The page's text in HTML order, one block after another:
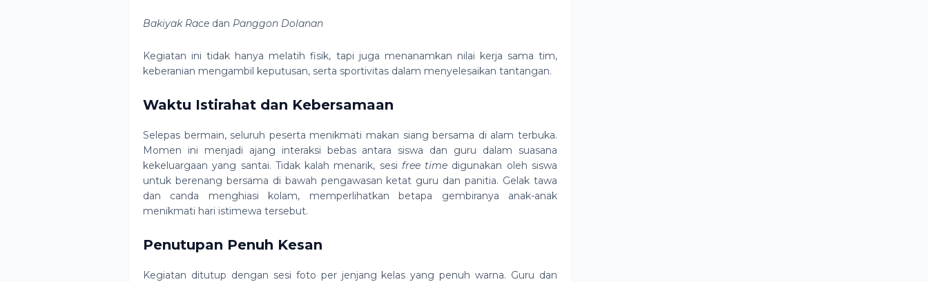
Bakiyak Race dan Panggon Dolanan
Kegiatan ini tidak hanya melatih fisik, tapi juga menanamkan nilai kerja sama tim,
keberanian mengambil keputusan, serta sportivitas dalam menyelesaikan tantangan.
Waktu Istirahat dan Kebersamaan
Selepas bermain, seluruh peserta menikmati makan siang bersama di alam terbuka.
Momen ini menjadi ajang interaksi bebas antara siswa dan guru dalam suasana
kekeluargaan yang santai. Tidak kalah menarik, sesi free time digunakan oleh siswa
untuk berenang bersama di bawah pengawasan ketat guru dan panitia. Gelak tawa
dan canda menghiasi kolam, memperlihatkan betapa gembiranya anak-anak
menikmati hari istimewa tersebut.
Penutupan Penuh Kesan
Kegiatan ditutup dengan sesi foto per jenjang kelas yang penuh warna. Guru dan